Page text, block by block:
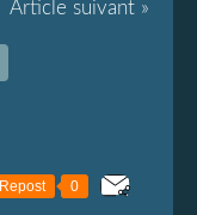
Article suivant »
Repost 0